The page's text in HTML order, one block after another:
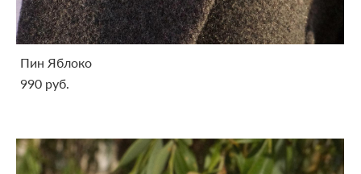
Пин Яблоко
990 pуб.